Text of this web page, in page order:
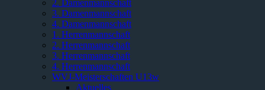
2. Damenmannschaft
3. Damenmannschaft
4. Damenmannschaft
1. Herrenmannschaft
2. Herrenmannschaft
3. Herrenmannschaft
4. Herrenmannschaft
WVJ-Meisterschaften U13w
Aktuelles